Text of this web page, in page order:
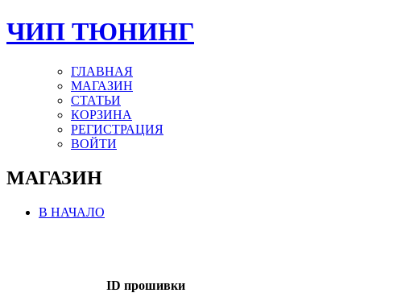
ЧИП ТЮНИНГ
ГЛАВНАЯ
МАГАЗИН
СТАТЬИ
КОРЗИНА
РЕГИСТРАЦИЯ
ВОЙТИ
МАГАЗИН
В НАЧАЛО
ID прошивки